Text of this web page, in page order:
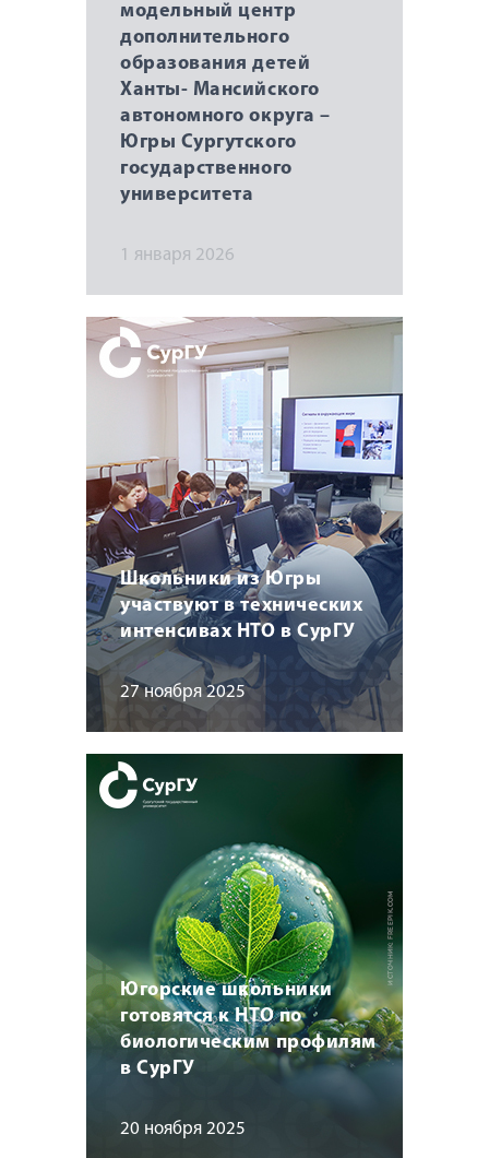
модельный центр
дополнительного
образования детей
Ханты- Мансийского
автономного округа –
Югры Сургутского
государственного
университета
1 января 2026
Школьники из Югры
участвуют в технических
интенсивах НТО в СурГУ
27 ноября 2025
Югорские школьники
готовятся к НТО по
биологическим профилям
в СурГУ
20 ноября 2025